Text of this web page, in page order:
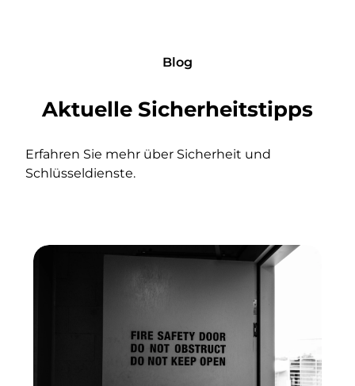
Blog
Aktuelle Sicherheitstipps
Erfahren Sie mehr über Sicherheit und
Schlüsseldienste.